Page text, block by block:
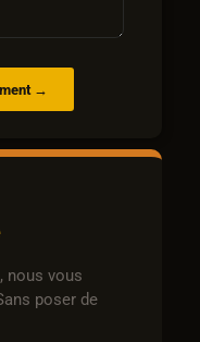
→
nous vous
poser de